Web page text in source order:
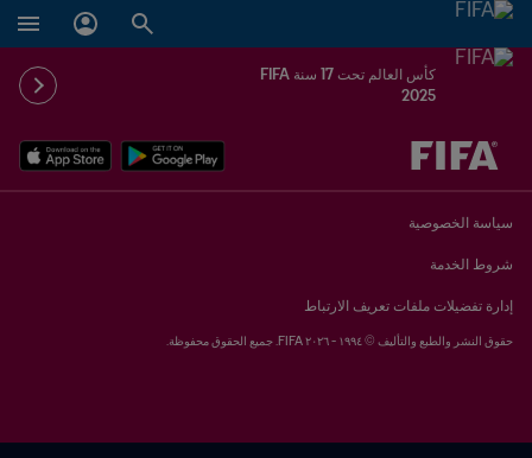
كأس العالم تحت 17 سنة FIFA
2025
يُحدَّد لاحقاً ضد يُحدَّد لاحقاً
سياسة الخصوصية
شروط الخدمة
إدارة تفضيلات ملفات تعريف الارتباط
حقوق النشر والطبع والتأليف © ١٩٩٤ - ٢٠٢٦ FIFA. جميع الحقوق محفوظة.